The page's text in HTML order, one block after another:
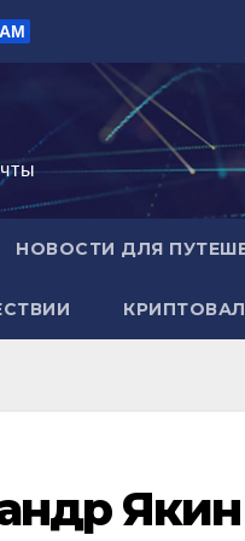
НОВОСТИ ДЛЯ